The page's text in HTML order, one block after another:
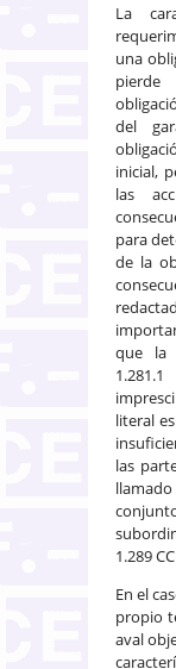
La
una
del
inicial,
las
para
de la
que la
literal
las
1.289
En el
propio
aval